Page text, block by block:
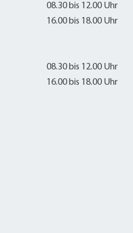
08.30 bis 12.00 Uhr
16.00 bis 18.00 Uhr
08.30 bis 12.00 Uhr
16.00 bis 18.00 Uhr